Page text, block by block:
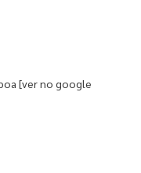
[ver no google